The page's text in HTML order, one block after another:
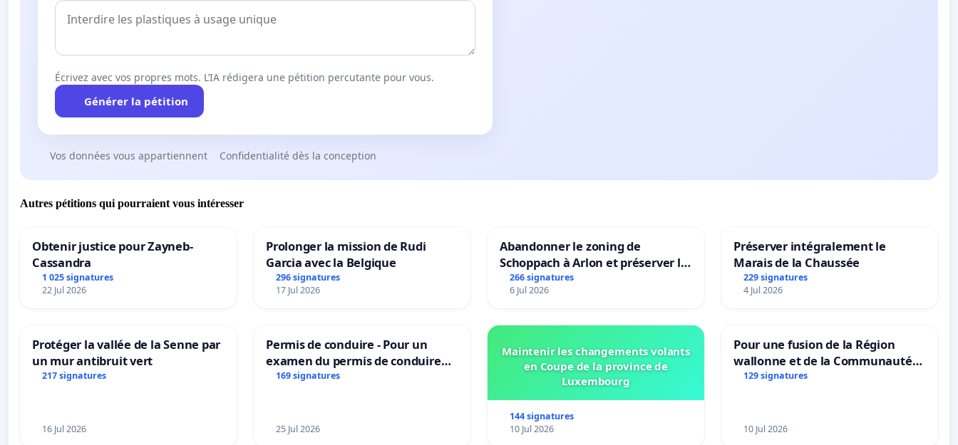
Écrivez avec vos propres mots. L’IA rédigera une pétition percutante pour vous.
Générer la pétition
Vos données vous appartiennent Confidentialité dès la conception
Autres pétitions qui pourraient vous intéresser
Obtenir justice pour Zayneb-
Cassandra
1 025 signatures
22 Jul 2026
Prolonger la mission de Rudi
Garcia avec la Belgique
296 signatures
17 Jul 2026
Abandonner le zoning de
Schoppach à Arlon et préserver le
site naturel
266 signatures
6 Jul 2026
Préserver intégralement le
Marais de la Chaussée
229 signatures
4 Jul 2026
Protéger la vallée de la Senne par
un mur antibruit vert
217 signatures
16 Jul 2026
Permis de conduire - Pour un
examen du permis de conduire
accessible dans plusieurs langues
169 signatures
25 Jul 2026
Maintenir les changements volants
en Coupe de la province de
Luxembourg
144 signatures
10 Jul 2026
Pour une fusion de la Région
wallonne et de la Communauté
française (Fédération Wallonie-
129 signatures
10 Jul 2026